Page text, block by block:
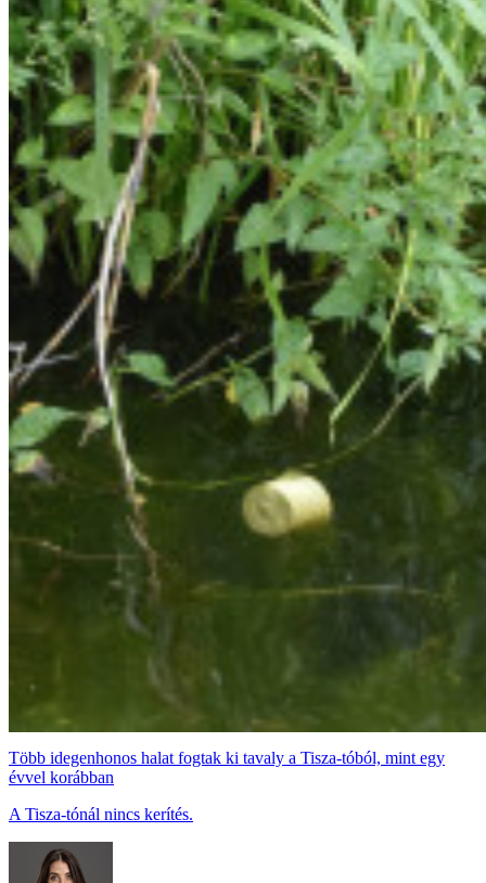
Több idegenhonos halat fogtak ki tavaly a Tisza-tóból, mint egy
évvel korábban
A Tisza-tónál nincs kerítés.